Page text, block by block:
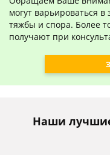
могут варьироваться в
тяжбы и спора. Более
получают при
Наши